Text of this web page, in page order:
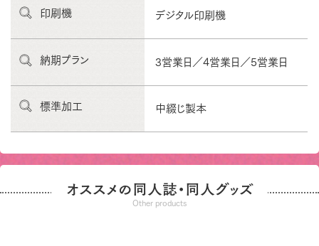
印刷機 デジタル印刷機
納期プラン 3営業日／4営業日／5営業日
標準加工 中綴じ製本
オススメの同人誌・同人グッズ
Other products